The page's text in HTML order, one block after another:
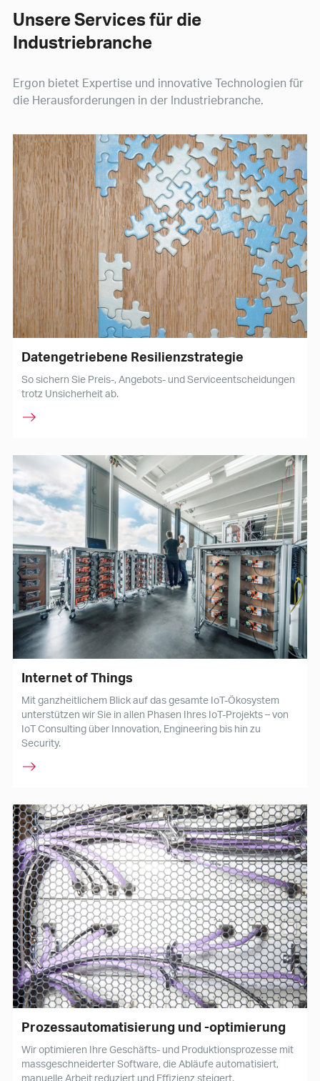
Unsere Services für die
Industriebranche
Ergon bietet Expertise und innovative Technologien für
die Herausforderungen in der Industriebranche.
Datengetriebene Resilienzstrategie
So sichern Sie Preis-, Angebots- und Serviceentscheidungen
trotz Unsicherheit ab.
Internet of Things
Mit ganzheitlichem Blick auf das gesamte IoT-Ökosystem
unterstützen wir Sie in allen Phasen Ihres IoT-Projekts – von
IoT Consulting über Innovation, Engineering bis hin zu
Security.
Prozessautomatisierung und -optimierung
Wir optimieren Ihre Geschäfts- und Produktionsprozesse mit
massgeschneiderter Software, die Abläufe automatisiert,
manuelle Arbeit reduziert und Effizienz steigert.